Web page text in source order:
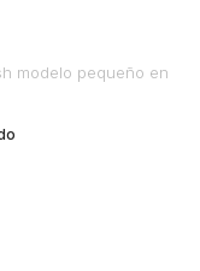
modelo pequeño en